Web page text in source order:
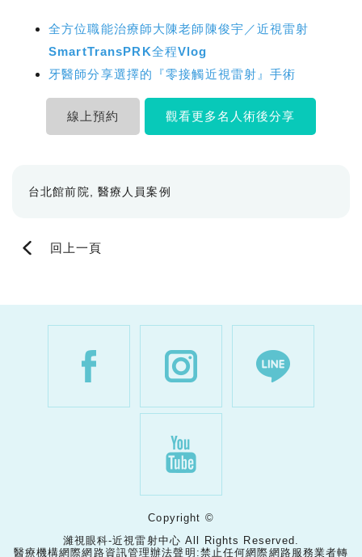
全方位職能治療師大陳老師陳俊宇／近視雷射
SmartTransPRK全程Vlog
牙醫師分享選擇的『零接觸近視雷射』手術
線上預約 觀看更多名人術後分享
台北館前院 醫療人員案例
回上一頁
Copyright ©
濰視眼科-近視雷射中心 All Rights Reserved.
醫療機構網際網路資訊管理辦法聲明:禁止任何網際網路服務業者轉